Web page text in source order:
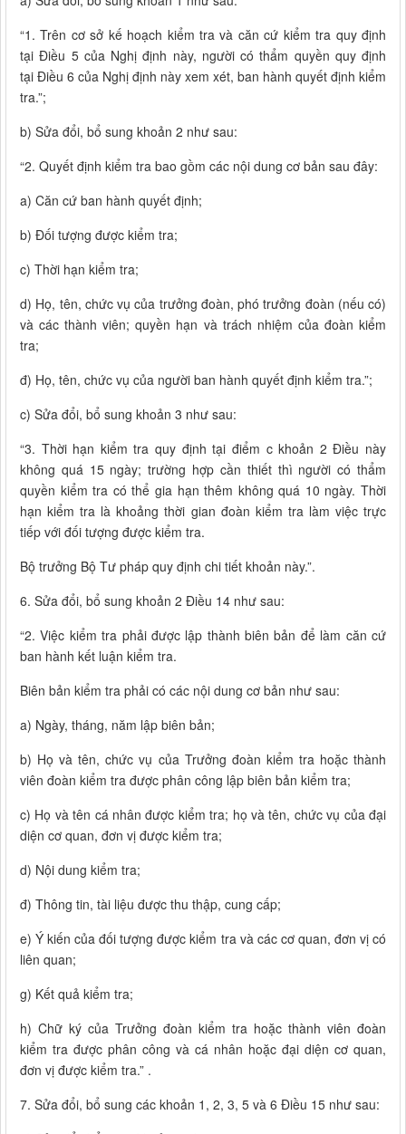
“1. Trên cơ sở kế hoạch kiểm tra và căn cứ kiểm tra quy định
tại Điều 5 của Nghị định này, người có thẩm quyền quy định
tại Điều 6 của Nghị định này xem xét, ban hành quyết định kiểm
tra.”;
b) Sửa đổi, bổ sung khoản 2 như sau:
“2. Quyết định kiểm tra bao gồm các nội dung cơ bản sau đây:
a) Căn cứ ban hành quyết định;
b) Đối tượng được kiểm tra;
c) Thời hạn kiểm tra;
d) Họ, tên, chức vụ của trưởng đoàn, phó trưởng đoàn (nếu có)
và các thành viên; quyền hạn và trách nhiệm của đoàn kiểm
tra;
đ) Họ, tên, chức vụ của người ban hành quyết định kiểm tra.”;
c) Sửa đổi, bổ sung khoản 3 như sau:
“3. Thời hạn kiểm tra quy định tại điểm c khoản 2 Điều này
không quá 15 ngày; trường hợp cần thiết thì người có thẩm
quyền kiểm tra có thể gia hạn thêm không quá 10 ngày. Thời
hạn kiểm tra là khoảng thời gian đoàn kiểm tra làm việc trực
tiếp với đối tượng được kiểm tra.
Bộ trưởng Bộ Tư pháp quy định chi tiết khoản này.”.
6. Sửa đổi, bổ sung khoản 2 Điều 14 như sau:
“2. Việc kiểm tra phải được lập thành biên bản để làm căn cứ
ban hành kết luận kiểm tra.
Biên bản kiểm tra phải có các nội dung cơ bản như sau:
a) Ngày, tháng, năm lập biên bản;
b) Họ và tên, chức vụ của Trưởng đoàn kiểm tra hoặc thành
viên đoàn kiểm tra được phân công lập biên bản kiểm tra;
c) Họ và tên cá nhân được kiểm tra; họ và tên, chức vụ của đại
diện cơ quan, đơn vị được kiểm tra;
d) Nội dung kiểm tra;
đ) Thông tin, tài liệu được thu thập, cung cấp;
e) Ý kiến của đối tượng được kiểm tra và các cơ quan, đơn vị có
liên quan;
g) Kết quả kiểm tra;
h) Chữ ký của Trưởng đoàn kiểm tra hoặc thành viên đoàn
kiểm tra được phân công và cá nhân hoặc đại diện cơ quan,
đơn vị được kiểm tra.” .
7. Sửa đổi, bổ sung các khoản 1, 2, 3, 5 và 6 Điều 15 như sau: